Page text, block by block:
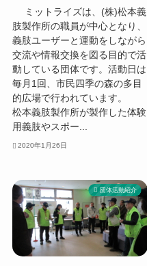
ミットライズは、(株)松本義
肢製作所の職員が中心となり、
義肢ユーザーと運動をしながら
交流や情報交換を図る目的で活
動している団体です。活動日は
毎月1回、市民四季の森の多目
的広場で行われています。
松本義肢製作所が製作した体験
用義肢やスポー...
2020年1月26日
団体活動紹介